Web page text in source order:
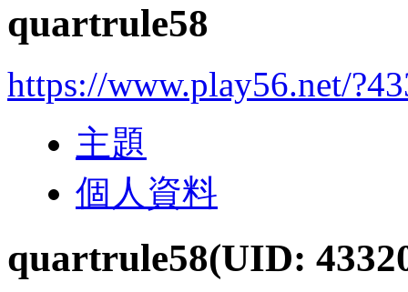
quartrule58
https://www.play56.net/
主題
個人資料
quartrule58(UID: